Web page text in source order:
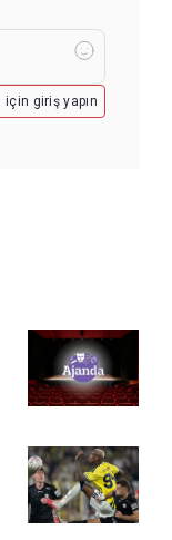
için giriş yapın